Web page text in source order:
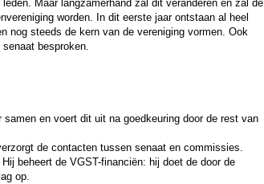
Maar langzamerhand zal dit veranderen en zal de
worden. In dit eerste jaar ontstaan al heel
nog steeds de kern van de vereniging vormen. Ook
besproken.
en voert dit uit na goedkeuring door de rest van
de contacten tussen senaat en commissies.
beheert de VGST-financiën: hij doet de door de
op.